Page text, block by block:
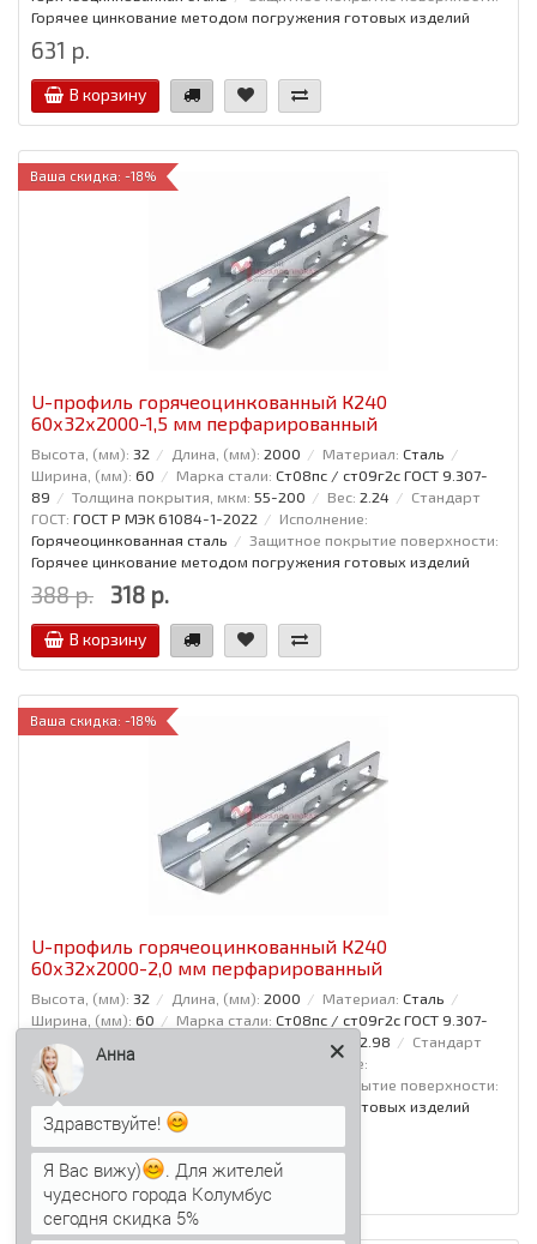
Горячее цинкование методом погружения готовых изделий
631 р.
В корзину
Ваша скидка: -18%
U-профиль горячеоцинкованный К240
60x32x2000-1,5 мм перфарированный
Высота, (мм): 32 Длина, (мм): 2000 Материал: Сталь
Ширина, (мм): 60 Марка стали: Ст08пс / ст09г2с ГОСТ 9.307-
89
Толщина покрытия, мкм: 55-200 Вес: 2.24
Стандарт
ГОСТ: ГОСТ Р МЭК 61084-1-2022
Исполнение:
Горячеоцинкованная сталь
Защитное покрытие поверхности:
Горячее цинкование методом погружения готовых изделий
388 р. 318 р.
В корзину
Ваша скидка: -18%
U-профиль горячеоцинкованный К240
60x32x2000-2,0 мм перфарированный
Высота, (мм): 32 Длина, (мм): 2000 Материал: Сталь
Ширина, (мм): 60 Марка стали: Ст08пс / ст09г2с ГОСТ 9.307-
89
Вес: 2.98
Стандарт
ГОСТ:
ГОСТ Р МЭК 61084-1-2022
Исполнение:
Горячеоцинкованная сталь
Защитное покрытие поверхности:
Горячее цинкование методом погружения готовых изделий
514 р. 421 р.
В корзину
Анна
Здравствуйте!
Я Вас вижу)
. Для жителей
чудесного города Колумбус
сегодня скидка 5%